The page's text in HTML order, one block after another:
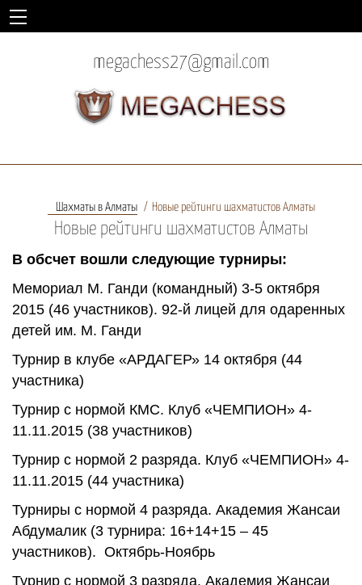
megachess27@gmail.com
Шахматы в Алматы Новые рейтинги шахматистов Алматы
Новые рейтинги шахматистов Алматы
В обсчет вошли следующие турниры:
Мемориал М. Ганди (командный) 3-5 октября
2015 (46 участников). 92-й лицей для одаренных
детей им. М. Ганди
Турнир в клубе «АРДАГЕР» 14 октября (44
участника)
Турнир с нормой КМС. Клуб «ЧЕМПИОН» 4-
11.11.2015 (38 участников)
Турнир с нормой 2 разряда. Клуб «ЧЕМПИОН» 4-
11.11.2015 (44 участника)
Турниры с нормой 4 разряда. Академия Жансаи
Абдумалик (3 турнира: 16+14+15 – 45
участников). Октябрь-Ноябрь
Турнир с нормой 3 разряда. Академия Жансаи